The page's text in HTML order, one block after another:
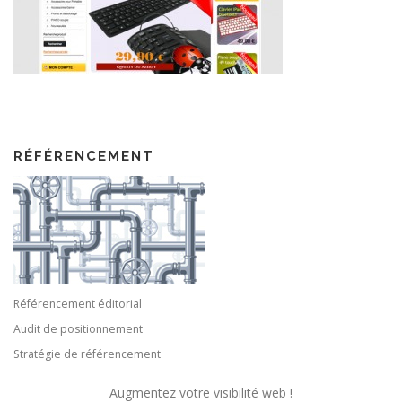
RÉFÉRENCEMENT
Référencement éditorial
Audit de positionnement
Stratégie de référencement
Augmentez votre visibilité web !